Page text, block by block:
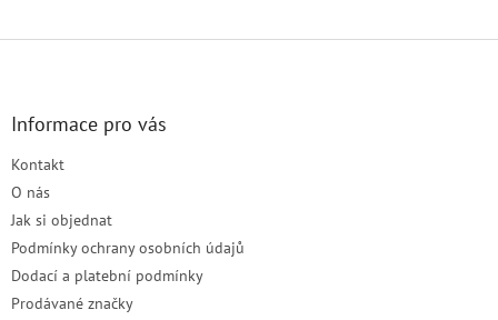
Informace pro vás
Kontakt
O nás
Jak si objednat
Podmínky ochrany osobních údajů
Dodací a platební podmínky
Prodávané značky